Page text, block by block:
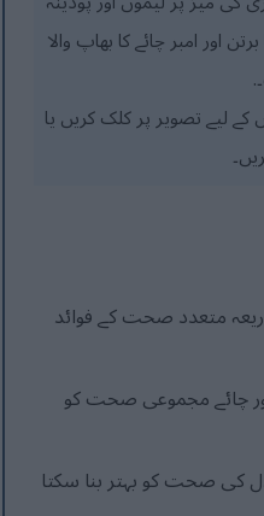
اور امبر چائے کا بھاپ والا
کے لیے تصویر پر کلک کریں یا
متعدد صحت کے فوائد
چائے مجموعی صحت کو
کی صحت کو بہتر بنا سکتا